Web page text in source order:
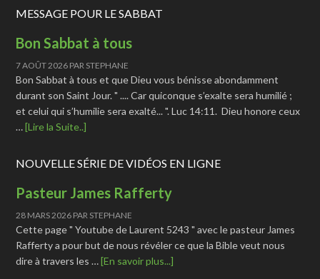
MESSAGE POUR LE SABBAT
Bon Sabbat à tous
7 AOÛT 2026 PAR STEPHANE
Bon Sabbat à tous et que Dieu vous bénisse abondamment
durant son Saint Jour. " .... Car quiconque s’exalte sera humilié ;
et celui qui s’humilie sera exalté... ". Luc 14:11. Dieu honore ceux
…[Lire la Suite..]
NOUVELLE SÉRIE DE VIDÉOS EN LIGNE
Pasteur James Rafferty
28 MARS 2026 PAR STEPHANE
Cette page " Youtube de Laurent 5243 " avec le pasteur James
Rafferty a pour but de nous révéler ce que la Bible veut nous
dire à travers les …[En savoir plus...]